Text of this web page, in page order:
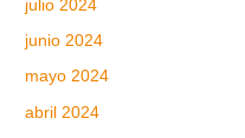
julio 2024
junio 2024
mayo 2024
abril 2024